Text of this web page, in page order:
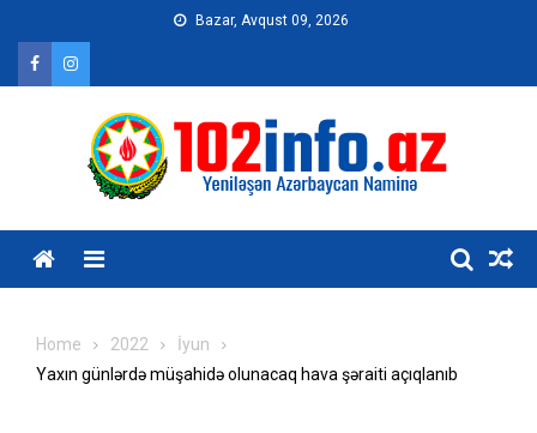
content
Bazar, Avqust 09, 2026
Home 2022
İyun
Yaxın günlərdə müşahidə olunacaq hava şəraiti açıqlanıb